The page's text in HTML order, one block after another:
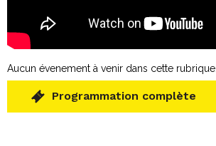
Aucun évenement à venir dans cette rubrique.
Programmation complète